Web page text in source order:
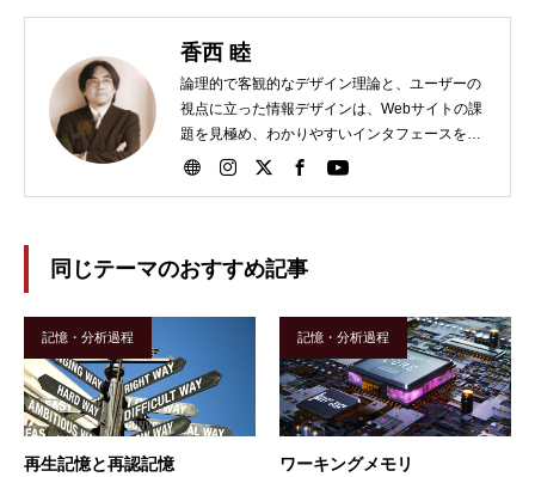
香西 睦
論理的で客観的なデザイン理論と、ユーザーの
視点に立った情報デザインは、Webサイトの課
題を見極め、わかりやすいインタフェースを実
現！
同じテーマのおすすめ記事
記憶・分析過程
再生記憶と再認記憶
記憶・分析過程
ワーキングメモリ